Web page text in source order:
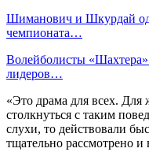
Шиманович и Шкурдай
чемпионата…
Волейболисты
лидеров…
«Это драма для всех.
столкнуться с таким
слухи, то действовали
тщательно рассмотрено